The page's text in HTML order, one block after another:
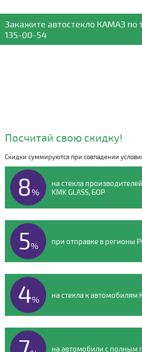
Закажите автостекло КАМАЗ по
135-00-54
Видео о
Посчитай свою скидку!
Скидки суммируются при совпадении
8%
на стекла
KMK GLASS, БОР
5% при отправке в регионы
4% на стекла к автомобилям
на автомобили с полным